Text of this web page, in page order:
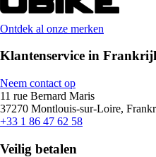
Ontdek al onze merken
Klantenservice in
Neem contact op
11 rue Bernard Maris
37270 Montlouis-sur-Loire,
+33 1 86 47 62 58
Veilig betalen